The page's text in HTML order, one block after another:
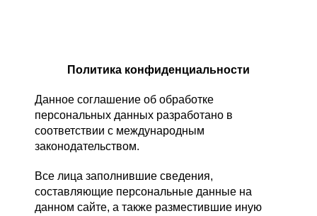
Политика конфиденциальности
Данное соглашение об обработке
персональных данных разработано в
соответствии с международным
законодательством.
Все лица заполнившие сведения,
составляющие персональные данные на
данном сайте, а также разместившие иную